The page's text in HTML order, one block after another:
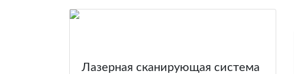
Лазерная сканирующая система